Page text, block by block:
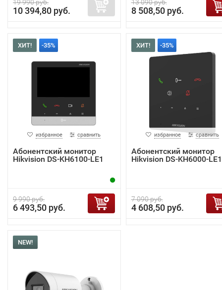
19 990 руб.
10 394,80 руб.
13 090 руб.
8 508,50 руб.
ХИТ! -35%
избранное сравнить
Абонентский монитор
Hikvision DS-KH6100-LE1
9 990 руб.
6 493,50 руб.
ХИТ! -35%
избранное сравнить
Абонентский монитор
Hikvision DS-KH6000-LE1
7 090 руб.
4 608,50 руб.
NEW!